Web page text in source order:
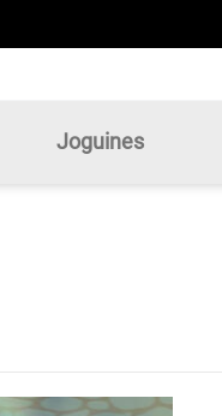
Joguines